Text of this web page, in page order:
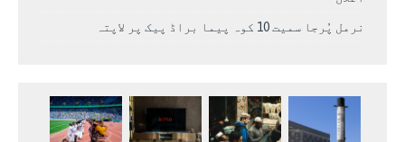
نرمل پُرجا سمیت 10 کوہ پیما براڈ پیک پر لاپتہ